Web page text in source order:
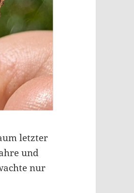
letzter
und
nur